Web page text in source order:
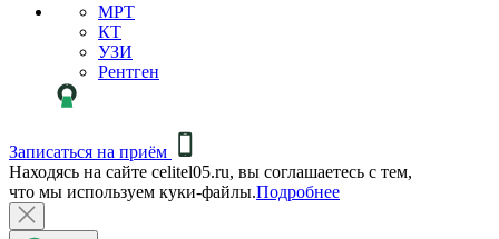
МРТ
КТ
УЗИ
Рентген
Записаться на приём
Находясь на сайте celitel05.ru, вы соглашаетесь с тем,
что мы используем куки-файлы.Подробнее